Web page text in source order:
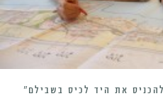
את היד לכיס בשבילם”